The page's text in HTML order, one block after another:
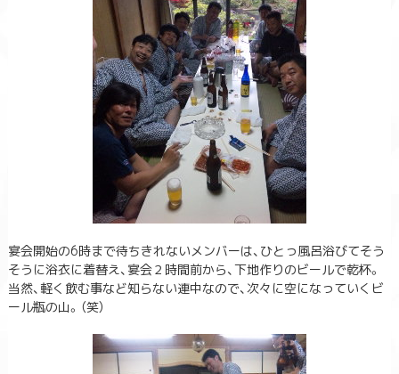
宴会開始の6時まで待ちきれないメンバーは、ひとっ風呂浴びてそう
そうに浴衣に着替え、宴会２時間前から、下地作りのビールで乾杯。
当然、軽く飲む事など知らない連中なので、次々に空になっていくビ
ール瓶の山。（笑）